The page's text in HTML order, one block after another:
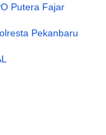
Putera Fajar
Pekanbaru